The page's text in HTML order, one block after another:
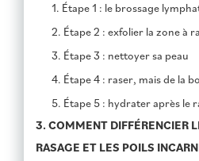
1. Étape 1 : le brossage
2. Étape 2 : exfolier la zone à
3. Étape 3 : nettoyer sa peau
4. Étape 4 : raser, mais de la
5. Étape 5 : hydrater après le
3. COMMENT DIFFÉRENCIER
RASAGE ET LES POILS